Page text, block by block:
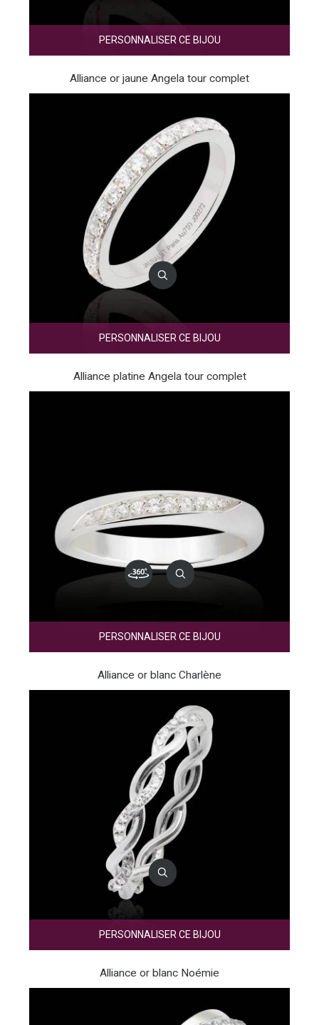
PERSONNALISER CE BIJOU
Alliance or jaune Angela tour complet
PERSONNALISER CE BIJOU
Alliance platine Angela tour complet
PERSONNALISER CE BIJOU
Alliance or blanc Charlène
PERSONNALISER CE BIJOU
Alliance or blanc Noémie